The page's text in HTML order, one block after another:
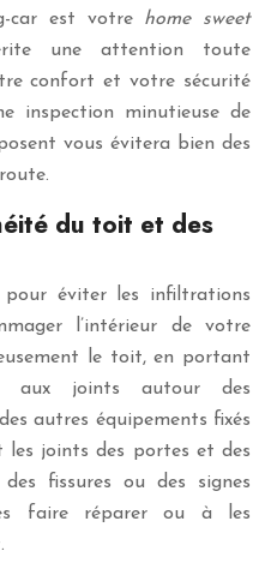
car est votre home sweet
une attention toute
confort et votre sécurité
inspection minutieuse de
vous évitera bien des
du toit et des
pour éviter les infiltrations
l’intérieur de votre
le toit, en portant
aux joints autour des
autres équipements fixés
les joints des portes et des
fissures ou des signes
faire réparer ou à les